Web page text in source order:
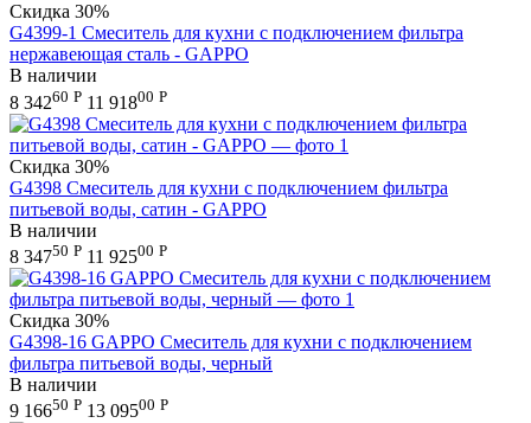
Скидка 30%
G4399-1 Смеситель для кухни с подключением фильтра
нержавеющая сталь - GAPPO
В наличии
8 34260 Р 11 91800 Р
Скидка 30%
G4398 Смеситель для кухни с подключением фильтра
питьевой воды, сатин - GAPPO
В наличии
8 34750 Р 11 92500 Р
Скидка 30%
G4398-16 GAPPO Смеситель для кухни с подключением
фильтра питьевой воды, черный
В наличии
9 16650 Р 13 09500 Р